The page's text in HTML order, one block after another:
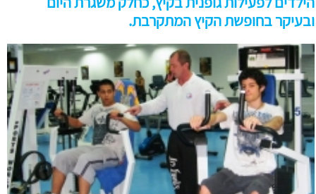
ובעיקר בחופשת הקיץ המתקרבת.